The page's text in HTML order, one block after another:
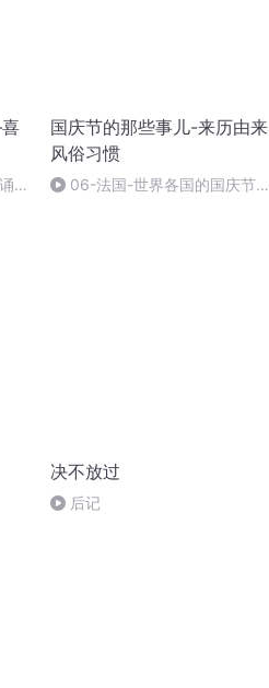
-
国庆节的那些事儿-来历由来
风俗习惯
06-法国-世界各国的国庆节-
决不放过
后记